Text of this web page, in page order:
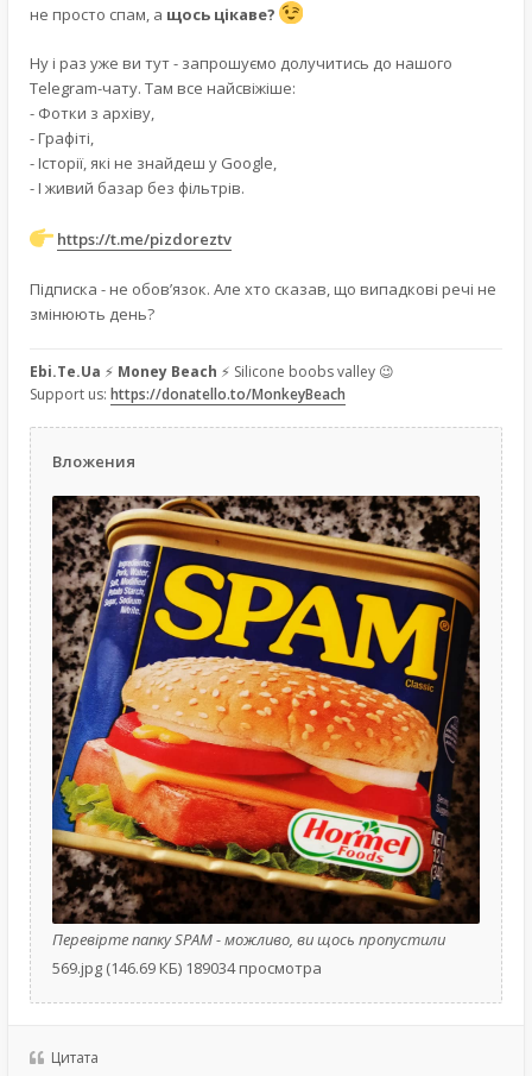
не просто спам, а щось цікаве?
Ну і раз уже ви тут - запрошуємо долучитись до нашого
Telegram-чату. Там все найсвіжіше:
- Фотки з архіву,
- Графіті,
- Історії, які не знайдеш у Google,
- І живий базар без фільтрів.
https://t.me/pizdoreztv
Підписка - не обов’язок. Але хто сказав, що випадкові речі не
змінюють день?
Ebi.Te.Ua ⚡ Money Beach ⚡ Silicone boobs valley 😉
Support us: https://donatello.to/MonkeyBeach
Вложения
Перевірте папку SPAM - можливо, ви щось пропустили
569.jpg (146.69 КБ) 189034 просмотра
Цитата